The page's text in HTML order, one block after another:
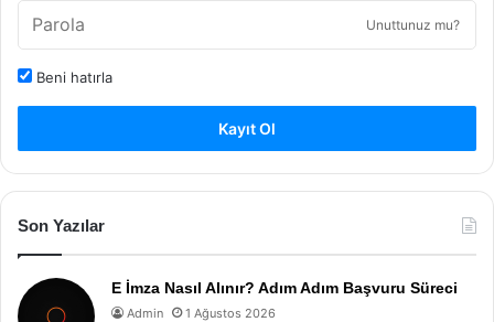
Unuttunuz mu?
Beni hatırla
Kayıt Ol
Son Yazılar
E İmza Nasıl Alınır? Adım Adım Başvuru Süreci
Admin 1 Ağustos 2026